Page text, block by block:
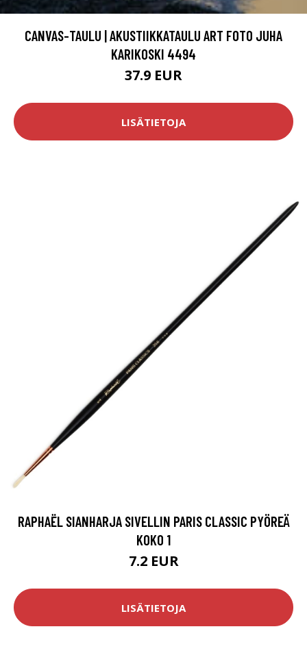
CANVAS-TAULU | AKUSTIIKKATAULU ART FOTO JUHA
KARIKOSKI 4494
37.9 EUR
LISÄTIETOJA
RAPHAËL SIANHARJA SIVELLIN PARIS CLASSIC PYÖREÄ
KOKO 1
7.2 EUR
LISÄTIETOJA